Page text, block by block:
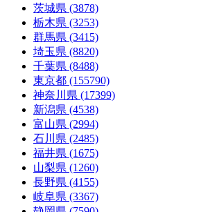
茨城県 (3878)
栃木県 (3253)
群馬県 (3415)
埼玉県 (8820)
千葉県 (8488)
東京都 (155790)
神奈川県 (17399)
新潟県 (4538)
富山県 (2994)
石川県 (2485)
福井県 (1675)
山梨県 (1260)
長野県 (4155)
岐阜県 (3367)